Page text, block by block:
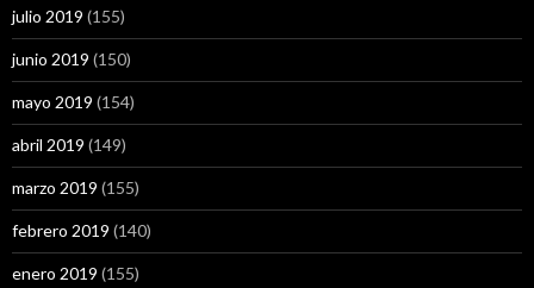
julio 2019 (155)
junio 2019 (150)
mayo 2019 (154)
abril 2019 (149)
marzo 2019 (155)
febrero 2019 (140)
enero 2019 (155)